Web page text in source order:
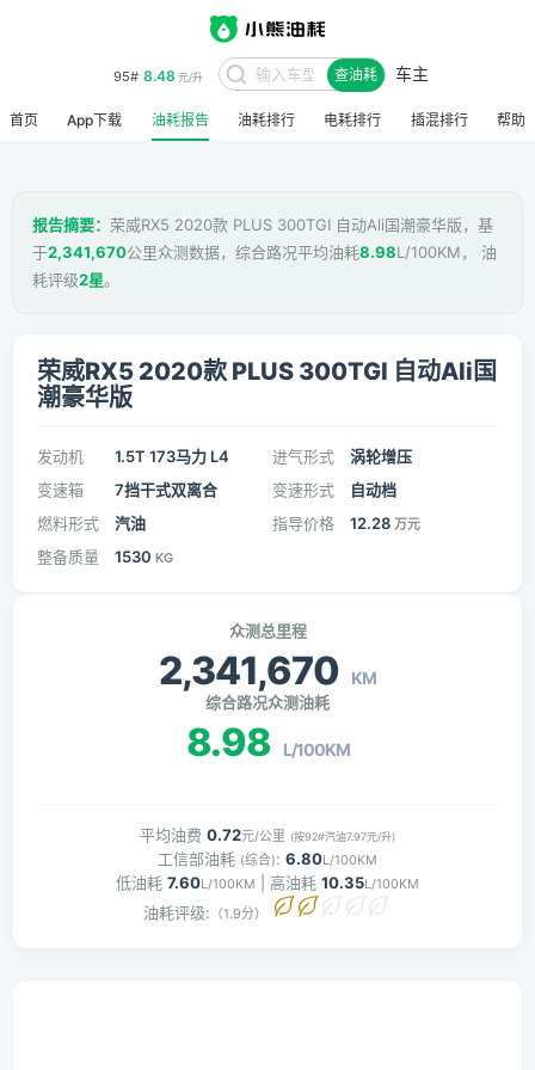
95# 8.48 元/升 查油耗 车主
首页 App下载 油耗报告 油耗排行 电耗排行 插混排行 帮助
报告摘要： 荣威RX5 2020款 PLUS 300TGI 自动Ali国潮豪华版，基
于2,341,670公里众测数据，综合路况平均油耗8.98L/100KM， 油
耗评级2星。
荣威RX5 2020款 PLUS 300TGI 自动Ali国
潮豪华版
发动机 1.5T 173马力 L4 进气形式
涡轮增压
变速箱
7挡干式双离合 变速形式
自动档
燃料形式
汽油 指导价格 12.28 万元
整备质量 1530 KG
众测总里程
2,341,670 KM
综合路况众测油耗
8.98 L/100KM
平均油费 0.72元/公里 (按92#汽油7.97元/升)
工信部油耗 (综合): 6.80L/100KM
低油耗 7.60L/100KM | 高油耗 10.35L/100KM
油耗评级: （1.9分）